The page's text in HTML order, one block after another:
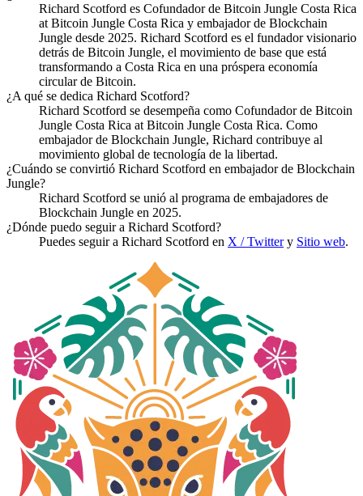
Richard Scotford es Cofundador de Bitcoin Jungle Costa Rica
at Bitcoin Jungle Costa Rica y embajador de Blockchain
Jungle desde 2025. Richard Scotford es el fundador visionario
detrás de Bitcoin Jungle, el movimiento de base que está
transformando a Costa Rica en una próspera economía
circular de Bitcoin.
¿A qué se dedica Richard Scotford?
Richard Scotford se desempeña como Cofundador de Bitcoin
Jungle Costa Rica at Bitcoin Jungle Costa Rica. Como
embajador de Blockchain Jungle, Richard contribuye al
movimiento global de tecnología de la libertad.
¿Cuándo se convirtió Richard Scotford en embajador de Blockchain
Jungle?
Richard Scotford se unió al programa de embajadores de
Blockchain Jungle en 2025.
¿Dónde puedo seguir a Richard Scotford?
Puedes seguir a Richard Scotford en X / Twitter y Sitio web.